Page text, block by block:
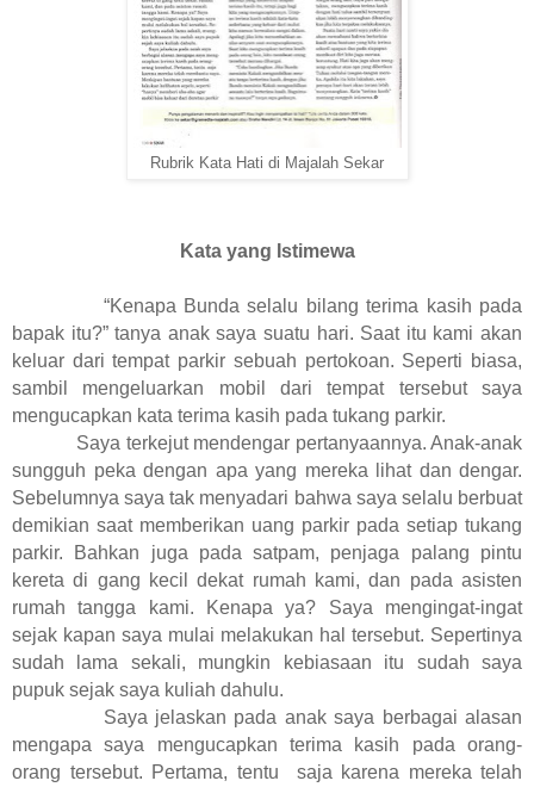
Rubrik Kata Hati di Majalah Sekar
Kata yang Istimewa
“Kenapa Bunda selalu bilang terima kasih pada
bapak itu?” tanya anak saya suatu hari. Saat itu kami akan
keluar dari tempat parkir sebuah pertokoan. Seperti biasa,
sambil mengeluarkan mobil dari tempat tersebut saya
mengucapkan kata terima kasih pada tukang parkir.
Saya terkejut mendengar pertanyaannya. Anak-anak
sungguh peka dengan apa yang mereka lihat dan dengar.
Sebelumnya saya tak menyadari bahwa saya selalu berbuat
demikian saat memberikan uang parkir pada setiap tukang
parkir. Bahkan juga pada satpam, penjaga palang pintu
kereta di gang kecil dekat rumah kami, dan pada asisten
rumah tangga kami. Kenapa ya? Saya mengingat-ingat
sejak kapan saya mulai melakukan hal tersebut. Sepertinya
sudah lama sekali, mungkin kebiasaan itu sudah saya
pupuk sejak saya kuliah dahulu.
Saya jelaskan pada anak saya berbagai alasan
mengapa saya mengucapkan terima kasih pada orang-
orang tersebut. Pertama, tentu saja karena mereka telah